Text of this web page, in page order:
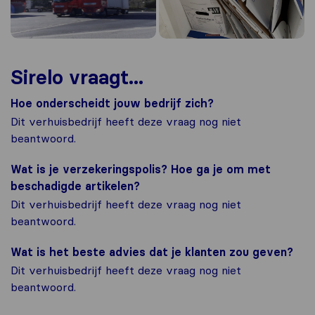
Sirelo vraagt...
Hoe onderscheidt jouw bedrijf zich?
Dit verhuisbedrijf heeft deze vraag nog niet
beantwoord.
Wat is je verzekeringspolis? Hoe ga je om met
beschadigde artikelen?
Dit verhuisbedrijf heeft deze vraag nog niet
beantwoord.
Wat is het beste advies dat je klanten zou geven?
Dit verhuisbedrijf heeft deze vraag nog niet
beantwoord.